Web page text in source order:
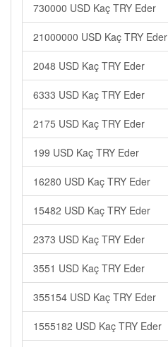
730000 USD Kaç TRY Eder
21000000 USD Kaç TRY Eder
2048 USD Kaç TRY Eder
6333 USD Kaç TRY Eder
2175 USD Kaç TRY Eder
199 USD Kaç TRY Eder
16280 USD Kaç TRY Eder
15482 USD Kaç TRY Eder
2373 USD Kaç TRY Eder
3551 USD Kaç TRY Eder
355154 USD Kaç TRY Eder
1555182 USD Kaç TRY Eder